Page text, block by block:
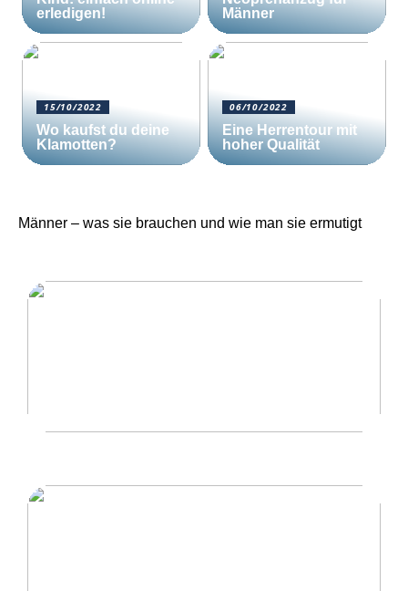
erledigen!
Männer
15/10/2022
Wo kaufst du deine
Klamotten?
06/10/2022
Eine Herrentour mit
hoher Qualität
Männer – was sie brauchen und wie man sie ermutigt